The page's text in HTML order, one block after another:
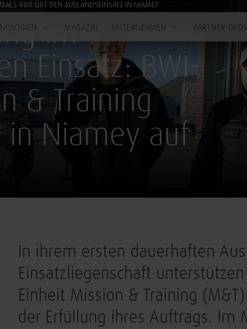
MAGAZIN UNTERNEHMEN PARTNER-
VOR ORT DEN AUSLANDSEINSATZ IN NIAMEY
im
Einsatz: BWI-
& Training
in Niamey auf
In ihrem ersten dauerhaften
Einsatzliegenschaft
Einheit Mission & Training
der Erfüllung ihres Auftrags. Im